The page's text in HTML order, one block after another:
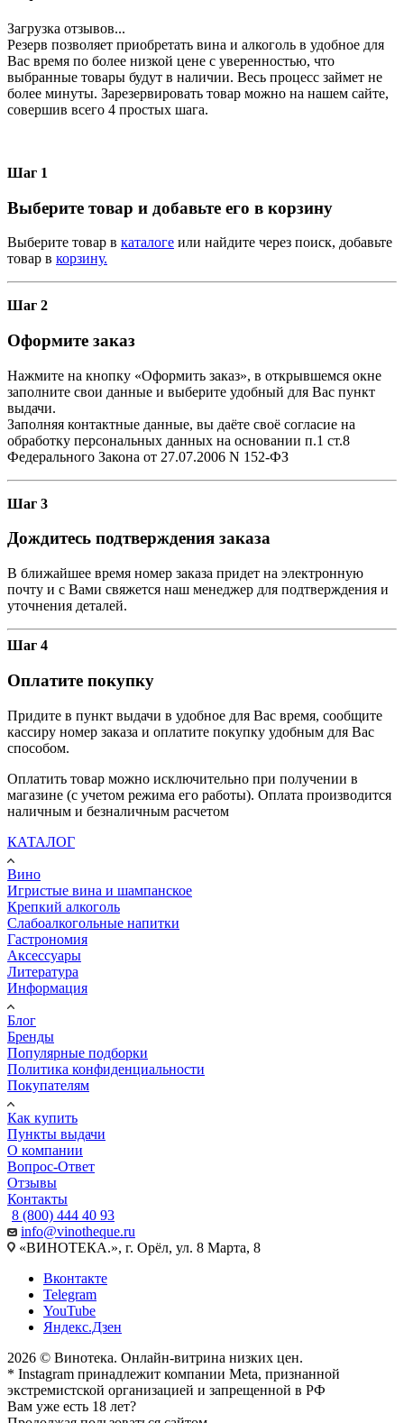
Загрузка отзывов...
Резерв позволяет приобретать вина и алкоголь в удобное для
Вас время по более низкой цене с уверенностью, что
выбранные товары будут в наличии. Весь процесс займет не
более минуты. Зарезервировать товар можно на нашем сайте,
совершив всего 4 простых шага.
Шаг 1
Выберите товар и добавьте его в корзину
Выберите товар в каталоге или найдите через поиск, добавьте
товар в корзину.
Шаг 2
Оформите заказ
Нажмите на кнопку «Оформить заказ», в открывшемся окне
заполните свои данные и выберите удобный для Вас пункт
выдачи.
Заполняя контактные данные, вы даёте своё согласие на
обработку персональных данных на основании п.1 ст.8
Федерального Закона от 27.07.2006 N 152-ФЗ
Шаг 3
Дождитесь подтверждения заказа
В ближайшее время номер заказа придет на электронную
почту и с Вами свяжется наш менеджер для подтверждения и
уточнения деталей.
Шаг 4
Оплатите покупку
Придите в пункт выдачи в удобное для Вас время, сообщите
кассиру номер заказа и оплатите покупку удобным для Вас
способом.
Оплатить товар можно исключительно при получении в
магазине (с учетом режима его работы). Оплата производится
наличным и безналичным расчетом
КАТАЛОГ
Вино
Игристые вина и шампанское
Крепкий алкоголь
Слабоалкогольные напитки
Гастрономия
Аксессуары
Литература
Информация
Блог
Бренды
Популярные подборки
Политика конфиденциальности
Покупателям
Как купить
Пункты выдачи
О компании
Вопрос-Ответ
Отзывы
Контакты
8 (800) 444 40 93
info@vinotheque.ru
«ВИНОТЕКА.», г. Орёл, ул. 8 Марта, 8
Вконтакте
Telegram
YouTube
Яндекс.Дзен
2026 © Винотека. Онлайн-витрина низких цен.
* Instagram принадлежит компании Meta, признанной
экстремистской организацией и запрещенной в РФ
Вам уже есть 18 лет?